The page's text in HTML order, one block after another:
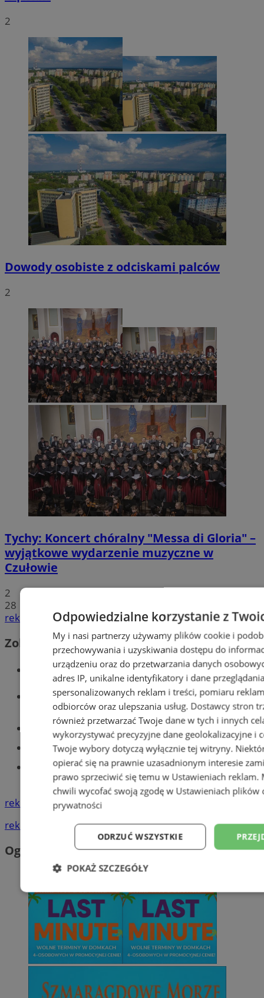
2
Dowody osobiste z odciskami palców
2
Tychy: Koncert chóralny "Messa di Gloria" –
wyjątkowe wydarzenie muzyczne w
Czułowie
2
28
reklama
Zobacz również
Wiadomości kryminalne w Tychach
Wiadomości lokalne
Części samochodowe do -70%!
Tworzenie stron www - Tychy
Znajdź pracę - codziennie nowe
ogłoszenia
reklama
reklama
Ogłoszenia
Odpowiedzialne korzystanie z
My i nasi partnerzy używamy plików cookie i
przechowywania i uzyskiwania dostępu do
urządzeniu oraz do przetwarzania danych
adres IP, unikalne identyfikatory i dane
spersonalizowanych reklam i treści, pomiaru
odbiorców oraz ulepszania usług. Dostawcy stron
również przetwarzać Twoje dane w tych i innych
wykorzystywać precyzyjne dane geolokalizacyjne i
Twoje wybory dotyczą wyłącznie tej witryny.
opierać się na prawnie uzasadnionym interesie
prawo sprzeciwić się temu w Ustawieniach reklam.
chwili wycofać swoją zgodę w Ustawieniach plików
prywatności
ODRZUĆ WSZYSTKIE
POKAŻ SZCZEGÓŁY
Niezbędne Wydajność
Niesklasyfikowane